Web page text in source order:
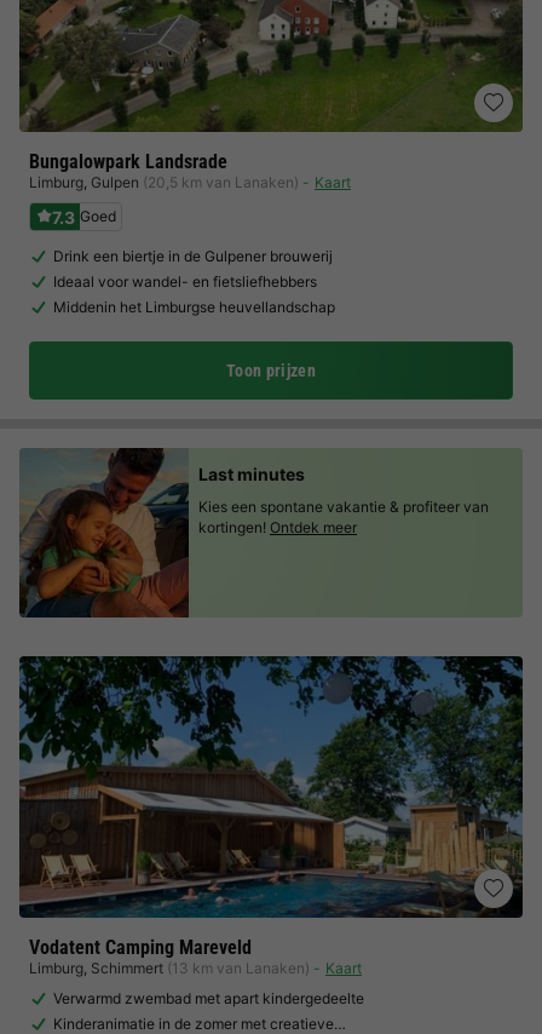
Bungalowpark Landsrade
Limburg, Gulpen (20,5 km van Lanaken) Kaart
7.3 Goed
Drink een biertje in de Gulpener brouwerij
Ideaal voor wandel- en fietsliefhebbers
Middenin het Limburgse heuvellandschap
Toon prijzen
Vodatent Camping Mareveld
Limburg, Schimmert (13 km van Lanaken)
Kaart
Verwarmd zwembad met apart kindergedeelte
Kinderanimatie in de zomer met creatieve…
Last minutes
Kies een spontane vakantie & profiteer van
kortingen! Ontdek meer